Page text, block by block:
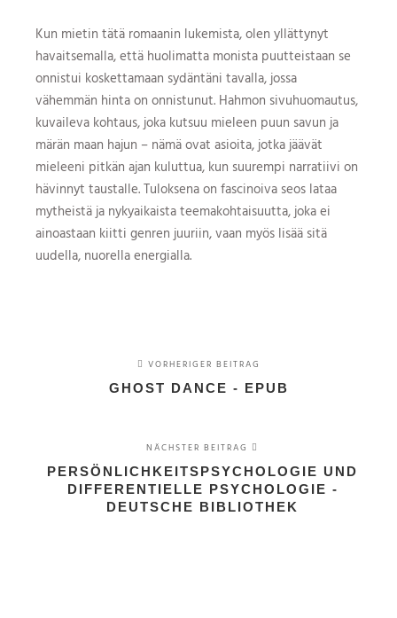
Kun mietin tätä romaanin lukemista, olen yllättynyt
havaitsemalla, että huolimatta monista puutteistaan se
onnistui koskettamaan sydäntäni tavalla, jossa
vähemmän hinta on onnistunut. Hahmon sivuhuomautus,
kuvaileva kohtaus, joka kutsuu mieleen puun savun ja
märän maan hajun – nämä ovat asioita, jotka jäävät
mieleeni pitkän ajan kuluttua, kun suurempi narratiivi on
hävinnyt taustalle. Tuloksena on fascinoiva seos lataa
mytheistä ja nykyaikaista teemakohtaisuutta, joka ei
ainoastaan kiitti genren juuriin, vaan myös lisää sitä
uudella, nuorella energialla.
VORHERIGER BEITRAG
GHOST DANCE - EPUB
NÄCHSTER BEITRAG
PERSÖNLICHKEITSPSYCHOLOGIE UND
DIFFERENTIELLE PSYCHOLOGIE -
DEUTSCHE BIBLIOTHEK